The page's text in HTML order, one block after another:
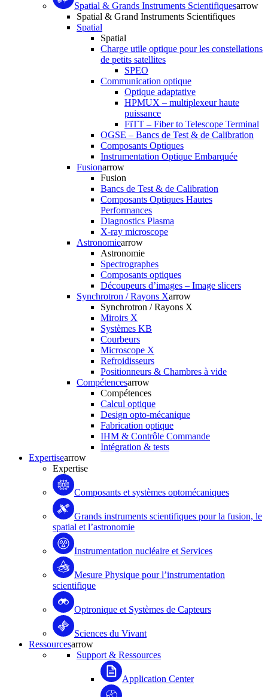
Spatial & Grands Instruments Scientifiquesarrow
Spatial & Grand Instruments Scientifiques
Spatial
Spatial
Charge utile optique pour les constellations
de petits satellites
SPEO
Communication optique
Optique adaptative
HPMUX – multiplexeur haute
puissance
FiTT – Fiber to Telescope Terminal
OGSE – Bancs de Test & de Calibration
Composants Optiques
Instrumentation Optique Embarquée
Fusionarrow
Fusion
Bancs de Test & de Calibration
Composants Optiques Hautes
Performances
Diagnostics Plasma
X-ray microscope
Astronomiearrow
Astronomie
Spectrographes
Composants optiques
Découpeurs d’images – Image slicers
Synchrotron / Rayons Xarrow
Synchrotron / Rayons X
Miroirs X
Systèmes KB
Courbeurs
Microscope X
Refroidisseurs
Positionneurs & Chambres à vide
Compétencesarrow
Compétences
Calcul optique
Design opto-mécanique
Fabrication optique
IHM & Contrôle Commande
Intégration & tests
Expertisearrow
Expertise
Composants et systèmes optomécaniques
Grands instruments scientifiques pour la fusion, le
spatial et l’astronomie
Instrumentation nucléaire et Services
Mesure Physique pour l’instrumentation
scientifique
Optronique et Systèmes de Capteurs
Sciences du Vivant
Ressourcesarrow
Support & Ressources
Application Center